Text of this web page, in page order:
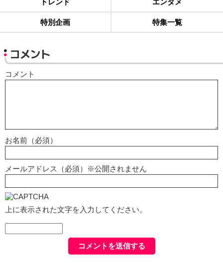
特別企画 特集一覧
コメント
コメント
お名前（必須）
メールアドレス（必須）※公開されません
上に表示された文字を入力してください。